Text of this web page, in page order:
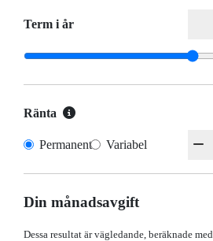
Term i år
Ränta
Permanent Variabel
Din månadsavgift
Dessa resultat är vägledande, beräknade